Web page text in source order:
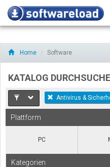
Home Software
KATALOG
Antivirus &
Plattform
PC
Kategorien